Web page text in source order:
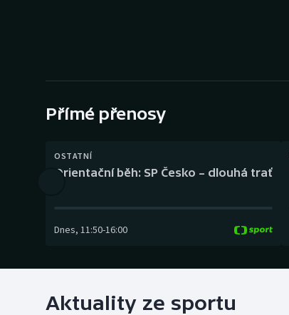
Gymnastika
Přímé přenosy
OSTATNÍ
Orientační běh: SP Česko – dlouhá trať
Dnes, 11:50-16:00
Aktuality ze sportu